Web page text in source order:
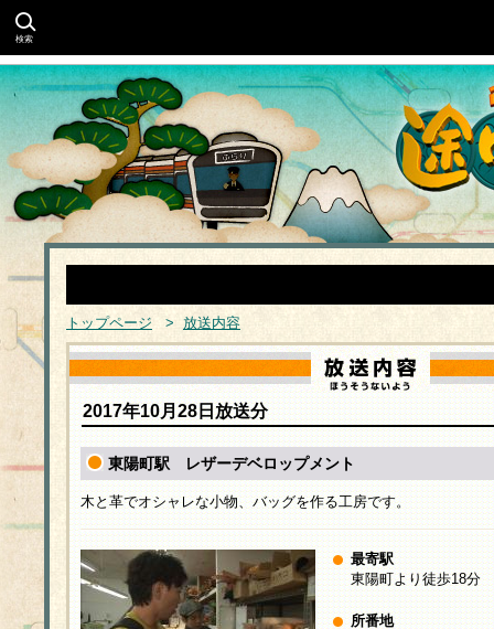
検索
トップページ > 放送内容
2017年10月28日放送分
東陽町駅 レザーデベロップメント
木と革でオシャレな小物、バッグを作る工房です。
最寄駅
東陽町より徒歩18分
所番地